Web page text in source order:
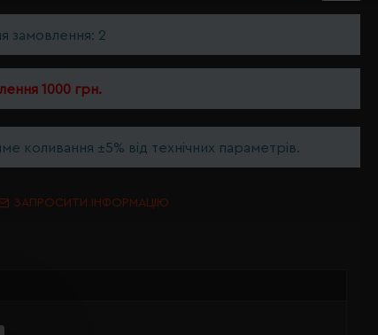
замовлення: 2
1000 грн.
коливання ±5% від технічних параметрів.
ЗАПРОСИТИ ІНФОРМАЦІЮ